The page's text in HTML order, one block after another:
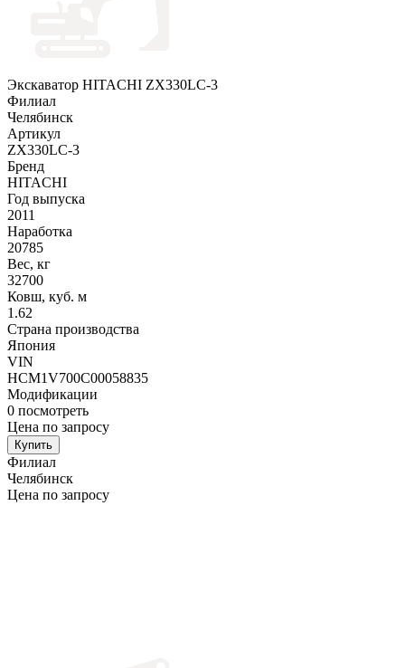
Экскаватор HITACHI ZX330LC-3
Филиал
Челябинск
Артикул
ZX330LC-3
Бренд
HITACHI
Год выпуска
2011
Наработка
20785
Вес, кг
32700
Ковш, куб. м
1.62
Страна производства
Япония
VIN
HCM1V700C00058835
Модификации
0 посмотреть
Цена по запросу
Купить
Филиал
Челябинск
Цена по запросу